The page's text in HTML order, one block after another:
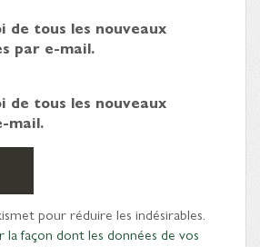
de tous les nouveaux
par e-mail.
de tous les nouveaux
mail.
pour réduire les indésirables.
la façon dont les données de vos